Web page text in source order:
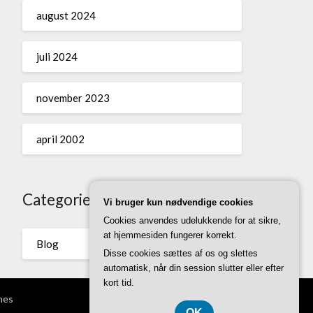
august 2024
juli 2024
november 2023
april 2002
Categories
Blog
Vi bruger kun nødvendige cookies
Cookies anvendes udelukkende for at sikre,
at hjemmesiden fungerer korrekt.
Disse cookies sættes af os og slettes
automatisk, når din session slutter eller efter
kort tid.